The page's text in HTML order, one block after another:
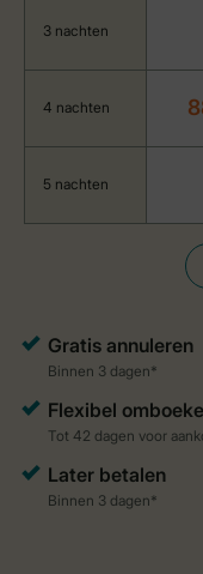
3 nachten
4 nachten
5 nachten